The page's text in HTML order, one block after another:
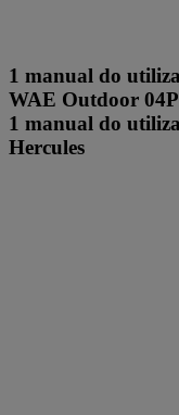
1 manual do
WAE Outdoor
1 manual do
Hercules